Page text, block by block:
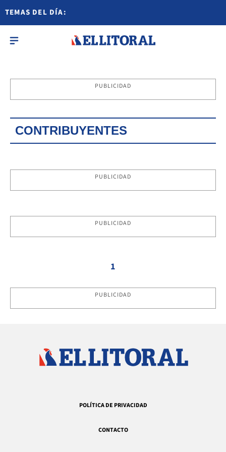
TEMAS DEL DÍA:
PUBLICIDAD
CONTRIBUYENTES
PUBLICIDAD
PUBLICIDAD
1
PUBLICIDAD
POLÍTICA DE PRIVACIDAD
CONTACTO